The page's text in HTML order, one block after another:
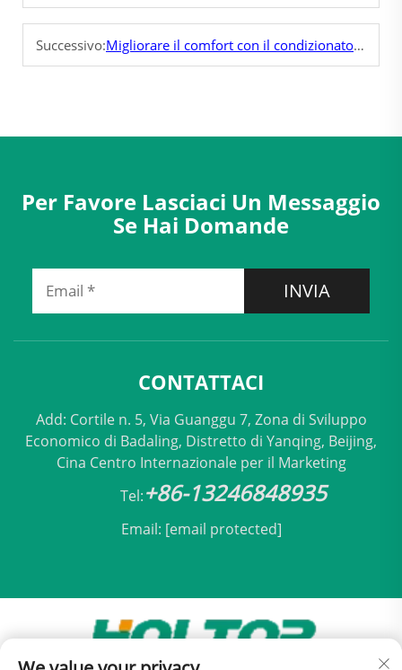
Successivo:Migliorare il comfort con il condizionatore d'aria a tetto
Per Favore Lasciaci Un Messaggio
Se Hai Domande
INVIA
CONTATTACI
Add: Cortile n. 5, Via Guanggu 7, Zona di Sviluppo
Economico di Badaling, Distretto di Yanqing, Beijing,
Cina Centro Internazionale per il Marketing
Tel:+86-13246848935
Email: [email protected]